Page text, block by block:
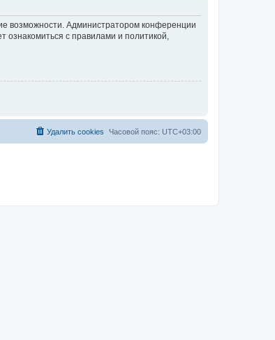
возможности. Администратором конференции
ознакомиться с правилами и политикой,
Часовой пояс: UTC+03:00
Удалить cookies